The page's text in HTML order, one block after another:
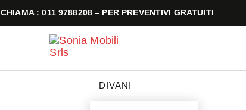
CHIAMA : 011 9788208 – PER PREVENTIVI GRATUITI
DIVANI